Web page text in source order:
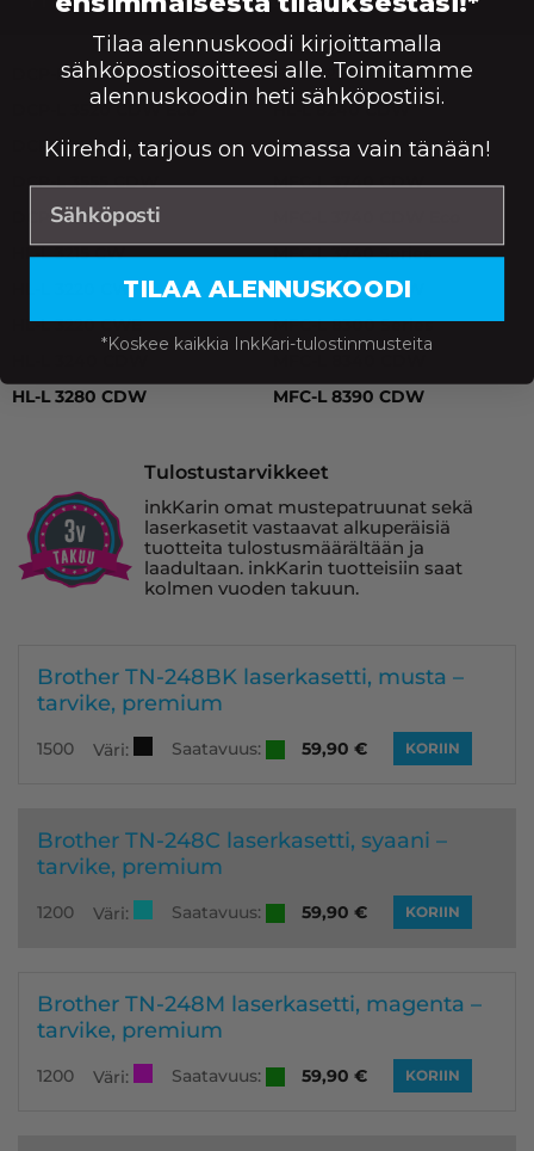
DCP-L 3520 CDW, DCP-L 3520 CDW Eco, DCP-L 3527
DCP-L 3520 CDW
DCP-L 3520 CDW Eco
DCP-L 3527 CDW
DCP-L 3555 CDW
DCP-L 3560 CDW
HL-L 3215 CW
HL-L 3220 CW
HL-L 3220 CWE
HL-L 3280 CDW
HL-L 8230 CDW
HL-L 8240 CDW
MFC-L 3740 CDN
MFC-L 3740 CDW
MFC-L 3740 Series
MFC-L 3760 CDW
MFC-L 8300 Series
MFC-L 8390 CDW
Tulostustarvikkeet
inkKarin omat mustepatruunat sekä
laserkasetit vastaavat alkuperäisiä
tuotteita tulostusmäärältään ja
laadultaan. inkKarin tuotteisiin saat
kolmen vuoden takuun.
Brother TN-248BK laserkasetti, musta –
tarvike, premium
1500 Väri: Saatavuus: 59,90 € KORIIN
Brother TN-248C laserkasetti, syaani –
tarvike, premium
1200 Väri: Saatavuus: 59,90 € KORIIN
Brother TN-248M laserkasetti, magenta –
tarvike, premium
1200 Väri: Saatavuus: 59,90 € KORIIN
Tilaa alennuskoodi kirjoittamalla
sähköpostiosoitteesi alle. Toimitamme
alennuskoodin heti sähköpostiisi.
Kiirehdi, tarjous on voimassa vain tänään!
TILAA ALENNUSKOODI
*Koskee kaikkia InkKari-tulostinmusteita